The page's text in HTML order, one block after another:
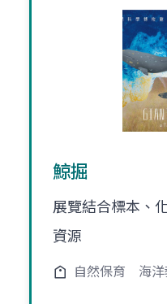
鯨掘
展覽結合標本、
資源
自然保育 海